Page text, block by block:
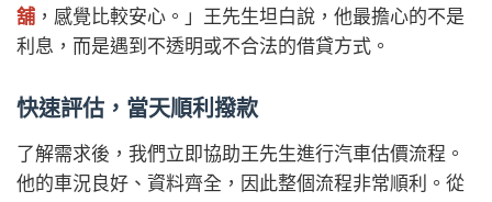
舖 ，感覺比較安心。」王先生坦白說，他最擔心的不是
利息，而是遇到不透明或不合法的借貸方式。
快速評估，當天順利撥款
了解需求後，我們立即協助王先生進行汽車估價流程。
他的車況良好、資料齊全，因此整個流程非常順利。從